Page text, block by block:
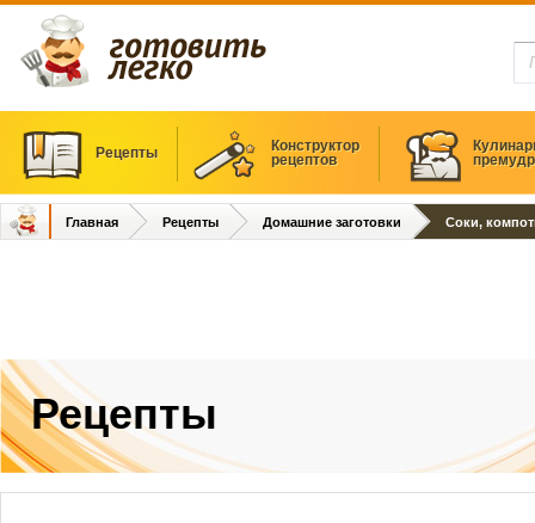
Рецепты
Конструктор
рецептов
Главная Рецепты Домашние заготовки Соки,
Рецепты